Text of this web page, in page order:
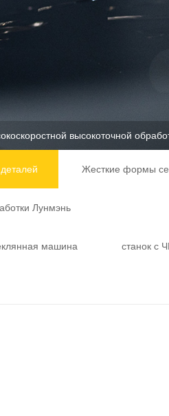
высокоточной
Жесткие формы
Лунмэнь
машина станок с